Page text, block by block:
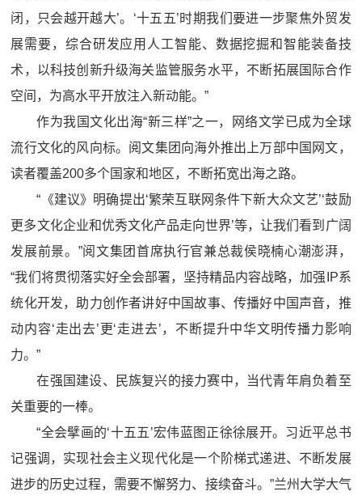
闭，只会越开越大’。‘十五五’时期我们要进一步聚焦外贸发
展需要，综合研发应用人工智能、数据挖掘和智能装备技
术，以科技创新升级海关监管服务水平，不断拓展国际合作
空间，为高水平开放注入新动能。”
作为我国文化出海“新三样”之一，网络文学已成为全球
流行文化的风向标。阅文集团向海外推出上万部中国网文，
读者覆盖200多个国家和地区，不断拓宽出海之路。
“《建议》明确提出‘繁荣互联网条件下新大众文艺’‘鼓励
更多文化企业和优秀文化产品走向世界’等，让我们看到广阔
发展前景。”阅文集团首席执行官兼总裁侯晓楠心潮澎湃，
“我们将贯彻落实好全会部署，坚持精品内容战略，加强IP系
统化开发，助力创作者讲好中国故事、传播好中国声音，推
动内容‘走出去’更‘走进去’，不断提升中华文明传播力影响
力。”
在强国建设、民族复兴的接力赛中，当代青年肩负着至
关重要的一棒。
“全会擘画的‘十五五’宏伟蓝图正徐徐展开。习近平总书
记强调，实现社会主义现代化是一个阶梯式递进、不断发展
进步的历史过程，需要不懈努力、接续奋斗。”兰州大学大气